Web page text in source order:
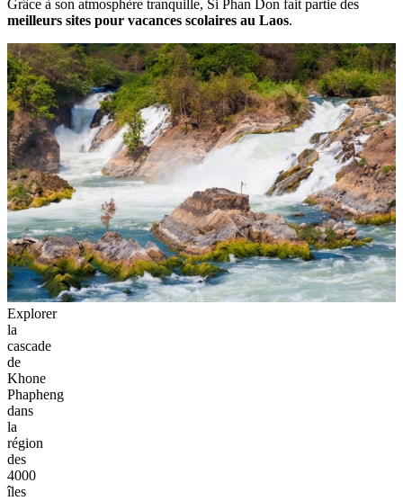
Grâce à son atmosphère tranquille, Si Phan Don fait partie des
meilleurs sites pour vacances scolaires au Laos.
Explorer
la
cascade
de
Khone
Phapheng
dans
la
région
des
4000
îles